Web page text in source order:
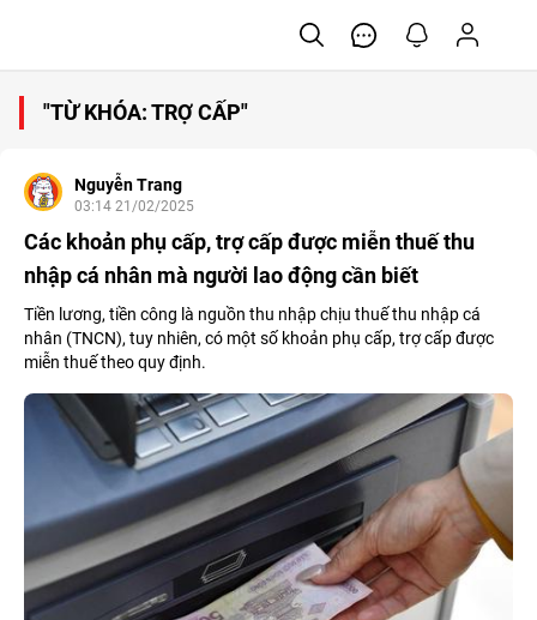
"TỪ KHÓA: TRỢ CẤP"
Nguyễn Trang
03:14 21/02/2025
Các khoản phụ cấp, trợ cấp được miễn thuế thu
nhập cá nhân mà người lao động cần biết
Tiền lương, tiền công là nguồn thu nhập chịu thuế thu nhập cá
nhân (TNCN), tuy nhiên, có một số khoản phụ cấp, trợ cấp được
miễn thuế theo quy định.